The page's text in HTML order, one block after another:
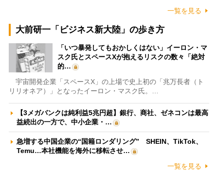
一覧を見る
大前研一「ビジネス新大陸」の歩き方
「いつ暴発してもおかしくはない」イーロン・マ
スク氏とスペースXが抱えるリスクの数々「絶対
的…
宇宙開発企業「スペースX」の上場で史上初の「兆万長者（ト
リリオネア）」となったイーロン・マスク氏。…
【3メガバンクは純利益5兆円超】銀行、商社、ゼネコンは最高
益続出の一方で、中小企業・…
急増する中国企業の“国籍ロンダリング” SHEIN、TikTok、
Temu…本社機能を海外に移転させ…
一覧を見る